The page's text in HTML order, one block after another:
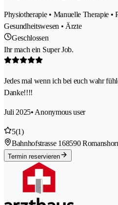
Physiotherapie • Manuelle Therapie •
Gesundheitswesen • Ärzte
Geschlossen
Ihr mach ein Super Job.
Jedes mal wenn ich bei euch wahr
Danke!!!!
Juli 2025• Anonymous user
5(1)
Bahnhofstrasse 168590
Termin reservieren